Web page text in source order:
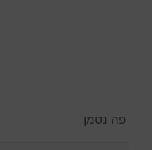
פה נטמן